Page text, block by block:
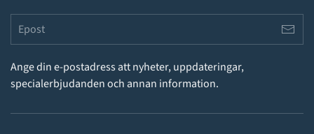
Ange din e-postadress att nyheter, uppdateringar,
specialerbjudanden och annan information.